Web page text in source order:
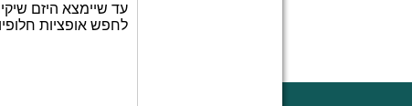
עד שיימצא היזם
לחפש אופציות